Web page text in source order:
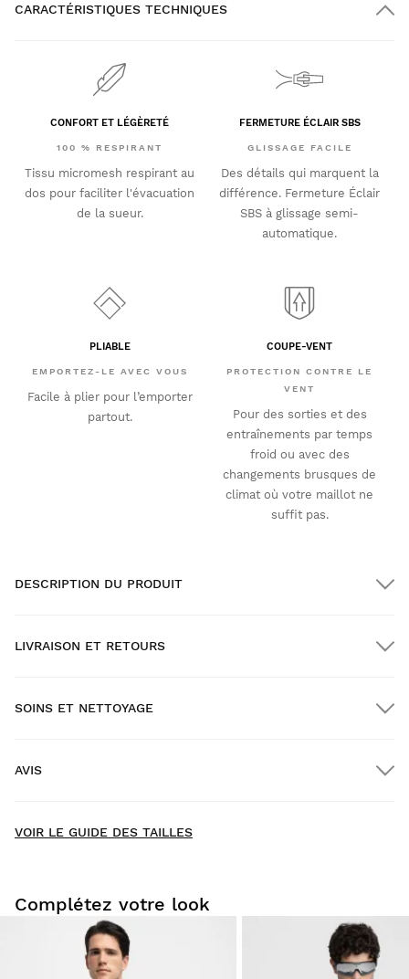
CARACTÉRISTIQUES TECHNIQUES
CONFORT ET LÉGÈRETÉ
100 % RESPIRANT
Tissu micromesh respirant au
dos pour faciliter l'évacuation
de la sueur.
FERMETURE ÉCLAIR SBS
GLISSAGE FACILE
Des détails qui marquent la
différence. Fermeture Éclair
SBS à glissage semi-
automatique.
PLIABLE
EMPORTEZ-LE AVEC VOUS
Facile à plier pour l’emporter
partout.
COUPE-VENT
PROTECTION CONTRE LE
VENT
Pour des sorties et des
entraînements par temps
froid ou avec des
changements brusques de
climat où votre maillot ne
suffit pas.
DESCRIPTION DU PRODUIT
LIVRAISON ET RETOURS
SOINS ET NETTOYAGE
AVIS
12 avis
Chercher:
VOIR LE GUIDE DES TAILLES
Complétez votre look